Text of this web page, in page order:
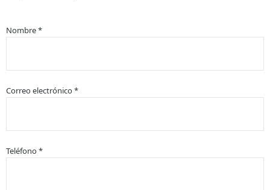
Nombre *
Correo electrónico *
Teléfono *